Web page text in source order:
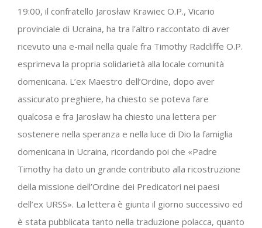
19:00, il confratello Jarosław Krawiec O.P., Vicario
provinciale di Ucraina, ha tra l’altro raccontato di aver
ricevuto una e-mail nella quale fra Timothy Radcliffe O.P.
esprimeva la propria solidarietà alla locale comunità
domenicana. L’ex Maestro dell’Ordine, dopo aver
assicurato preghiere, ha chiesto se poteva fare
qualcosa e fra Jarosław ha chiesto una lettera per
sostenere nella speranza e nella luce di Dio la famiglia
domenicana in Ucraina, ricordando poi che «Padre
Timothy ha dato un grande contributo alla ricostruzione
della missione dell’Ordine dei Predicatori nei paesi
dell’ex URSS». La lettera è giunta il giorno successivo ed
è stata pubblicata tanto nella traduzione polacca, quanto